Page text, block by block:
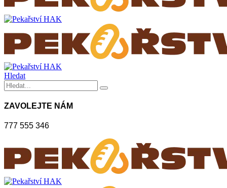
Hledat
ZAVOLEJTE NÁM
777 555 346